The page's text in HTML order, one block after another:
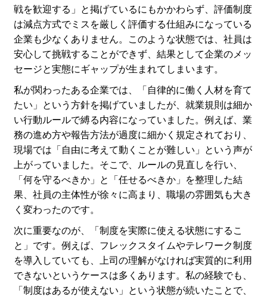
戦を歓迎する」と掲げているにもかかわらず、評価制度
は減点方式でミスを厳しく評価する仕組みになっている
企業も少なくありません。このような状態では、社員は
安心して挑戦することができず、結果として企業のメッ
セージと実態にギャップが生まれてしまいます。
私が関わったある企業では、「自律的に働く人材を育て
たい」という方針を掲げていましたが、就業規則は細か
い行動ルールで縛る内容になっていました。例えば、業
務の進め方や報告方法が過度に細かく規定されており、
現場では「自由に考えて動くことが難しい」という声が
上がっていました。そこで、ルールの見直しを行い、
「何を守るべきか」と「任せるべきか」を整理した結
果、社員の主体性が徐々に高まり、職場の雰囲気も大き
く変わったのです。
次に重要なのが、「制度を実際に使える状態にするこ
と」です。例えば、フレックスタイムやテレワーク制度
を導入していても、上司の理解がなければ実質的に利用
できないというケースは多くあります。私の経験でも、
「制度はあるが使えない」という状態が続いたことで、